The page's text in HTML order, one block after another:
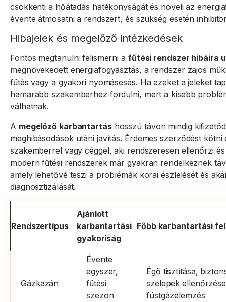
csökkenti a hőátadás hatékonyságát és növeli az
évente átmosatni a rendszert, és szükség esetén
Hibajelek és megelőző intézkedések
Fontos megtanulni felismerni a fűtési rendszer hibáira
megnövekedett energiafogyasztás, a rendszer zajos
fűtés vagy a gyakori nyomásesés. Ha ezeket a jeleket
hamarabb szakemberhez fordulni, mert a kisebb
válhatnak.
A megelőző karbantartáshosszú távon mindig
meghibásodások utáni javítás. Érdemes szerződést
szakemberrel vagy céggel, aki rendszeresen ellenőrzi
modern fűtési rendszerek már gyakran rendelkeznek
amely lehetővé teszi a problémák korai észlelését és
diagnosztizálását.
Rendszertípus
Ajánlott
karbantartási
gyakoriság
Főbb karbantartási
Gázkazán
Évente
egyszer,
fűtési
szezon
Égő tisztítása,
szelepek
füstgázelemzés